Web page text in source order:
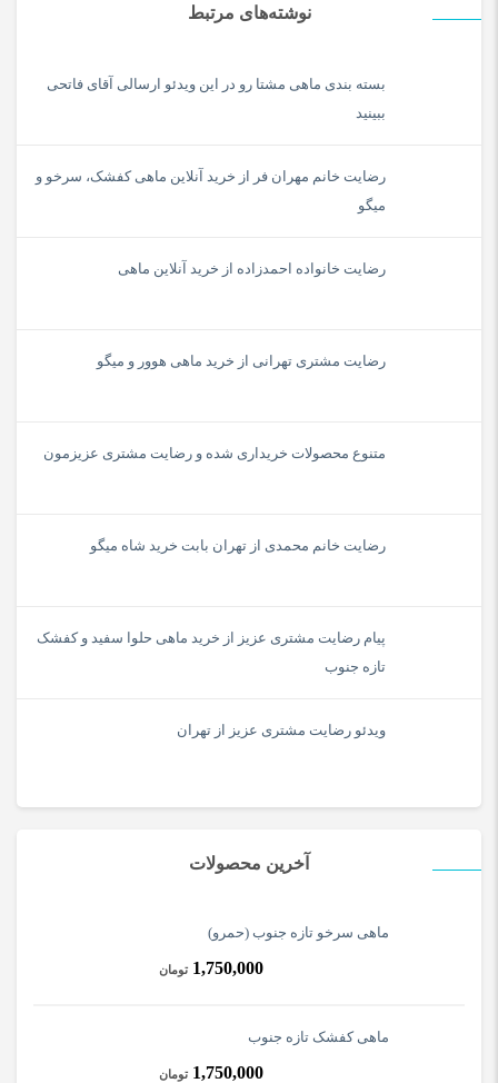
نوشته‌های مرتبط
بسته بندی ماهی مشتا رو در این ویدئو ارسالی آقای فاتحی
ببینید
رضایت خانم مهران فر از خرید آنلاین ماهی کفشک، سرخو و
میگو
رضایت خانواده احمدزاده از خرید آنلاین ماهی
رضایت مشتری تهرانی از خرید ماهی هوور و میگو
متنوع محصولات خریداری شده و رضایت مشتری عزیزمون
رضایت خانم محمدی از تهران بابت خرید شاه میگو
پیام رضایت مشتری عزیز از خرید ماهی حلوا سفید و کفشک
تازه جنوب
ویدئو رضایت مشتری عزیز از تهران
آخرین محصولات
ماهی سرخو تازه جنوب (حمرو)
1,750,000 تومان
ماهی کفشک تازه جنوب
1,750,000 تومان